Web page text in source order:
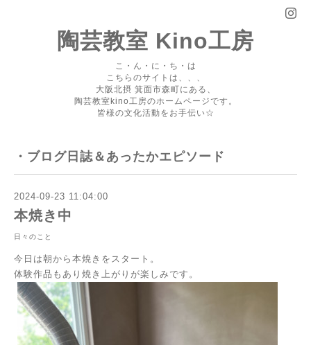
陶芸教室 Kino工房
こ・ん・に・ち・は
こちらのサイトは、、、
大阪北摂 箕面市森町にある、
陶芸教室kino工房のホームページです。
皆様の文化活動をお手伝い☆
・ブログ日誌＆あったかエピソード
2024-09-23 11:04:00
本焼き中
日々のこと
今日は朝から本焼きをスタート。
体験作品もあり焼き上がりが楽しみです。